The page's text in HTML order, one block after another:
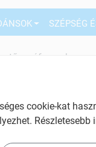
SZÉPSÉG
tőzegáfonya
cookie-kat